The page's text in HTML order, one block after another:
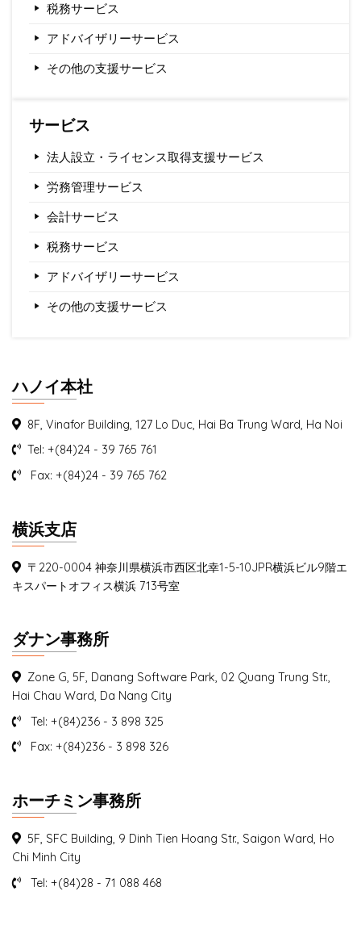
税務サービス
アドバイザリーサービス
その他の支援サービス
サービス
法人設立・ライセンス取得支援サービス
労務管理サービス
会計サービス
税務サービス
アドバイザリーサービス
その他の支援サービス
ハノイ本社
8F, Vinafor Building, 127 Lo Duc, Hai Ba Trung Ward, Ha Noi
Tel: +(84)24 - 39 765 761
Fax: +(84)24 - 39 765 762
横浜支店
〒220-0004 神奈川県横浜市西区北幸1-5-10JPR横浜ビル9階エ
キスパートオフィス横浜 713号室
ダナン事務所
Zone G, 5F, Danang Software Park, 02 Quang Trung Str.,
Hai Chau Ward, Da Nang City
Tel: +(84)236 - 3 898 325
Fax: +(84)236 - 3 898 326
ホーチミン事務所
5F, SFC Building, 9 Dinh Tien Hoang Str., Saigon Ward, Ho
Chi Minh City
Tel: +(84)28 - 71 088 468